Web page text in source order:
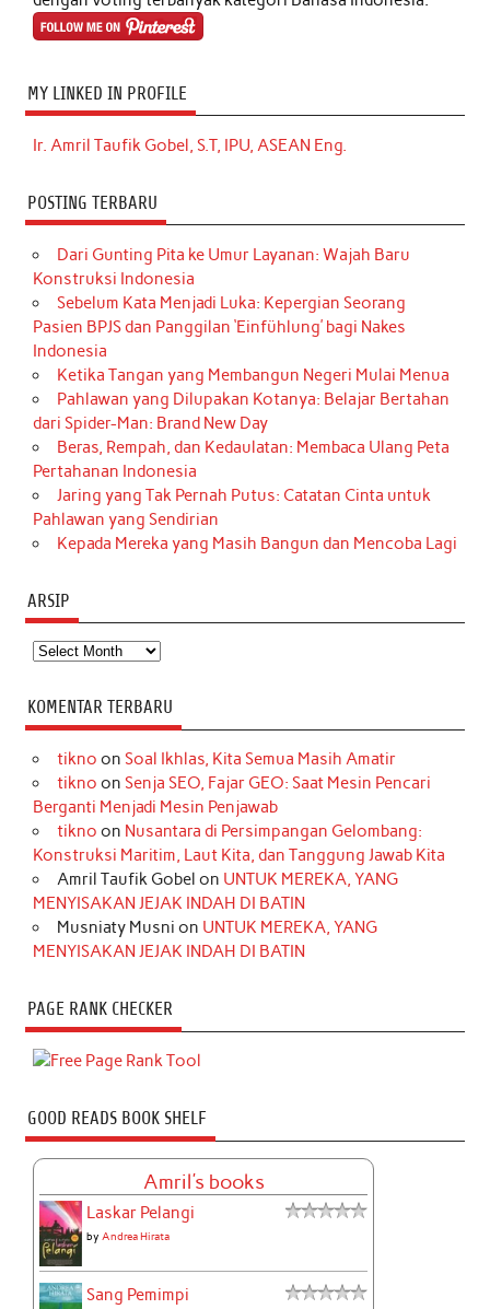
MY LINKED IN PROFILE
Ir. Amril Taufik Gobel, S.T, IPU, ASEAN Eng.
POSTING TERBARU
Dari Gunting Pita ke Umur Layanan: Wajah Baru
Konstruksi Indonesia
Sebelum Kata Menjadi Luka: Kepergian Seorang
Pasien BPJS dan Panggilan ‘Einfühlung’ bagi Nakes
Indonesia
Ketika Tangan yang Membangun Negeri Mulai Menua
Pahlawan yang Dilupakan Kotanya: Belajar Bertahan
dari Spider-Man: Brand New Day
Beras, Rempah, dan Kedaulatan: Membaca Ulang Peta
Pertahanan Indonesia
Jaring yang Tak Pernah Putus: Catatan Cinta untuk
Pahlawan yang Sendirian
Kepada Mereka yang Masih Bangun dan Mencoba Lagi
ARSIP
Arsip
KOMENTAR TERBARU
tikno on Soal Ikhlas, Kita Semua Masih Amatir
tikno on Senja SEO, Fajar GEO: Saat Mesin Pencari
Berganti Menjadi Mesin Penjawab
tikno on Nusantara di Persimpangan Gelombang:
Konstruksi Maritim, Laut Kita, dan Tanggung Jawab Kita
Amril Taufik Gobel on UNTUK MEREKA, YANG
MENYISAKAN JEJAK INDAH DI BATIN
Musniaty Musni on UNTUK MEREKA, YANG
MENYISAKAN JEJAK INDAH DI BATIN
PAGE RANK CHECKER
GOOD READS BOOK SHELF
Amril's books
Laskar Pelangi
byAndrea Hirata
Sang Pemimpi